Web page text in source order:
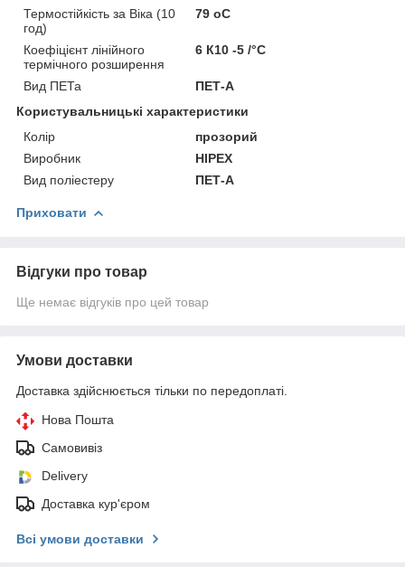
Термостійкість за Віка (10
год)
79 оС
Коефіцієнт лінійного
термічного розширення
6 К10 -5 /°C
Вид ПЕТа
ПЕТ-А
Користувальницькі характеристики
Колір
прозорий
Виробник
HIPEX
Вид поліестеру
ПЕТ-А
Приховати
Відгуки про товар
Ще немає відгуків про цей товар
Умови доставки
Доставка здійснюється тільки по передоплаті.
Нова Пошта
Самовивіз
Delivery
Доставка кур'єром
Всі умови доставки